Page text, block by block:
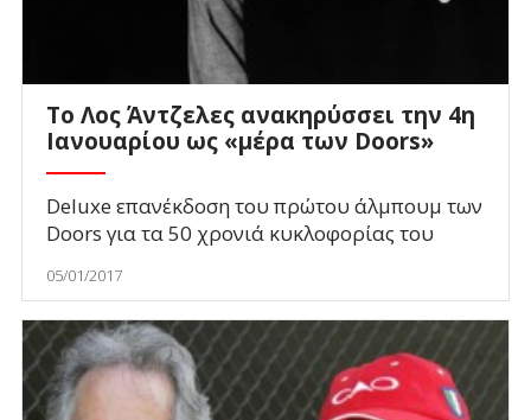
Το Λος Άντζελες ανακηρύσσει την 4η
Ιανουαρίου ως «μέρα των Doors»
Deluxe επανέκδοση του πρώτου άλμπουμ των
Doors για τα 50 χρονιά κυκλοφορίας του
05/01/2017